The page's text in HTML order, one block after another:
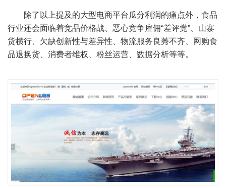
除了以上提及的大型电商平台瓜分利润的痛点外，食品
行业还会面临着竞品价格战、恶心竞争雇佣“差评党” 、山寨
货横行、欠缺创新性与差异性、物流服务良莠不齐、网购食
品退换货、消费者维权、粉丝运营、数据分析等等。